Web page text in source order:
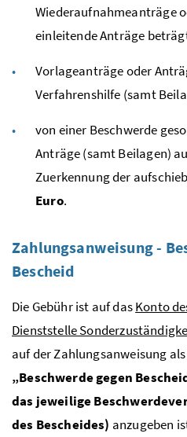
Wiederaufnahmeanträge
einleitende Anträge
Vorlageanträge oder
Verfahrenshilfe (samt
von einer Beschwerde
Anträge (samt Beilagen)
Zuerkennung der
Euro.
Zahlungsanweisung -
Bescheid
Die Gebühr ist auf dasKonto
Dienststelle
auf der Zahlungsanweisung
„Beschwerde gegen
das jeweilige
des Bescheides) anzugeben